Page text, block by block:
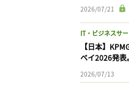
2026/07/21
IT・ビジネスサ
【日本】
ベイ2026発表
2026/07/13